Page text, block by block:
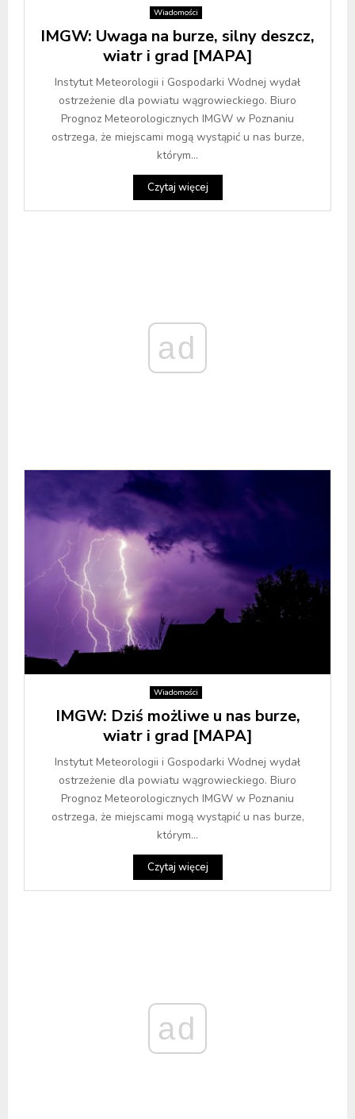
Wiadomości
IMGW: Uwaga na burze, silny deszcz,
wiatr i grad [MAPA]
Instytut Meteorologii i Gospodarki Wodnej wydał
ostrzeżenie dla powiatu wągrowieckiego. Biuro
Prognoz Meteorologicznych IMGW w Poznaniu
ostrzega, że miejscami mogą wystąpić u nas burze,
którym...
Czytaj więcej
ad
Wiadomości
IMGW: Dziś możliwe u nas burze,
wiatr i grad [MAPA]
Instytut Meteorologii i Gospodarki Wodnej wydał
ostrzeżenie dla powiatu wągrowieckiego. Biuro
Prognoz Meteorologicznych IMGW w Poznaniu
ostrzega, że miejscami mogą wystąpić u nas burze,
którym...
Czytaj więcej
ad